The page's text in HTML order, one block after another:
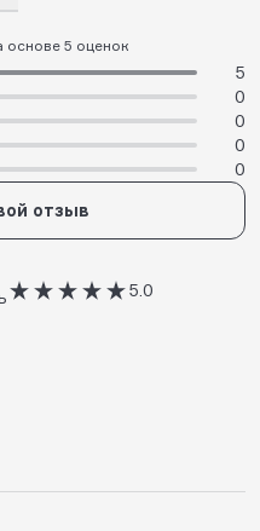
основе 5 оценок
5
0
0
0
0
отзыв
5.0